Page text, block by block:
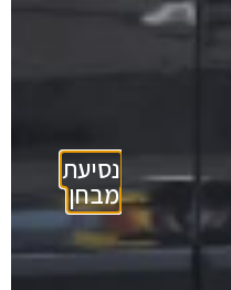
נסיעת
מבחן